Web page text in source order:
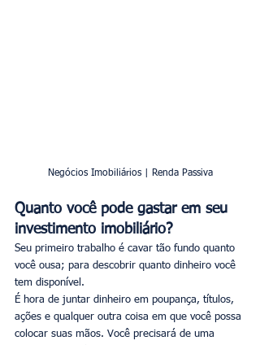
Negócios Imobiliários | Renda Passiva
Quanto você pode gastar em seu
investimento imobiliário?
Seu primeiro trabalho é cavar tão fundo quanto
você ousa; para descobrir quanto dinheiro você
tem disponível.
É hora de juntar dinheiro em poupança, títulos,
ações e qualquer outra coisa em que você possa
colocar suas mãos. Você precisará de uma